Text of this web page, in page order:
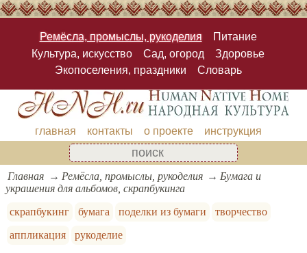
Ремёсла, промыслы, рукоделия
Питание
Культура, искусство
Сад, огород
Здоровье
Экопоселения, праздники
Словарь
главная контакты о проекте инструкция
Главная Ремёсла, промыслы, рукоделия
Бумага и
украшения для альбомов, скрапбукинга
скрапбукинг
бумага поделки из бумаги
творчество
аппликация
рукоделие